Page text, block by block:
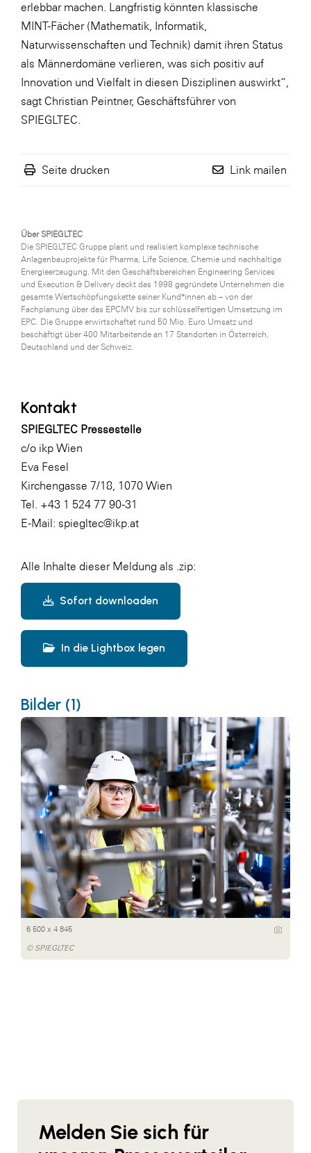
erlebbar machen. Langfristig könnten klassische
MINT-Fächer (Mathematik, Informatik,
Naturwissenschaften und Technik) damit ihren Status
als Männerdomäne verlieren, was sich positiv auf
Innovation und Vielfalt in diesen Disziplinen auswirkt“,
sagt Christian Peintner, Geschäftsführer von
SPIEGLTEC.
Seite drucken Link mailen
Über SPIEGLTEC
Die SPIEGLTEC Gruppe plant und realisiert komplexe technische
Anlagenbauprojekte für Pharma, Life Science, Chemie und nachhaltige
Energieerzeugung. Mit den Geschäftsbereichen Engineering Services
und Execution & Delivery deckt das 1998 gegründete Unternehmen die
gesamte Wertschöpfungskette seiner Kund*innen ab – von der
Fachplanung über das EPCMV bis zur schlüsselfertigen Umsetzung im
EPC. Die Gruppe erwirtschaftet rund 50 Mio. Euro Umsatz und
beschäftigt über 400 Mitarbeitende an 17 Standorten in Österreich,
Deutschland und der Schweiz.
Kontakt
SPIEGLTEC Pressestelle
c/o ikp Wien
Eva Fesel
Kirchengasse 7/18, 1070 Wien
Tel. +43 1 524 77 90-31
E-Mail: spiegltec@ikp.at
Alle Inhalte dieser Meldung als .zip:
Sofort downloaden
In die Lightbox legen
Bilder (1)
6 500 x 4 845
© SPIEGLTEC
Melden Sie sich für